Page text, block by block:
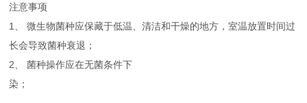
注意事项
1、 微生物菌种应保藏于低温、清洁和干燥的地方，室温放置时间过
长会导致菌种衰退；
2、 菌种操作应在无菌条件下
染；